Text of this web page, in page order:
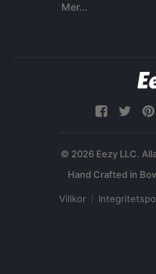
Mer...
© 2026 Eezy LLC.
Villkor